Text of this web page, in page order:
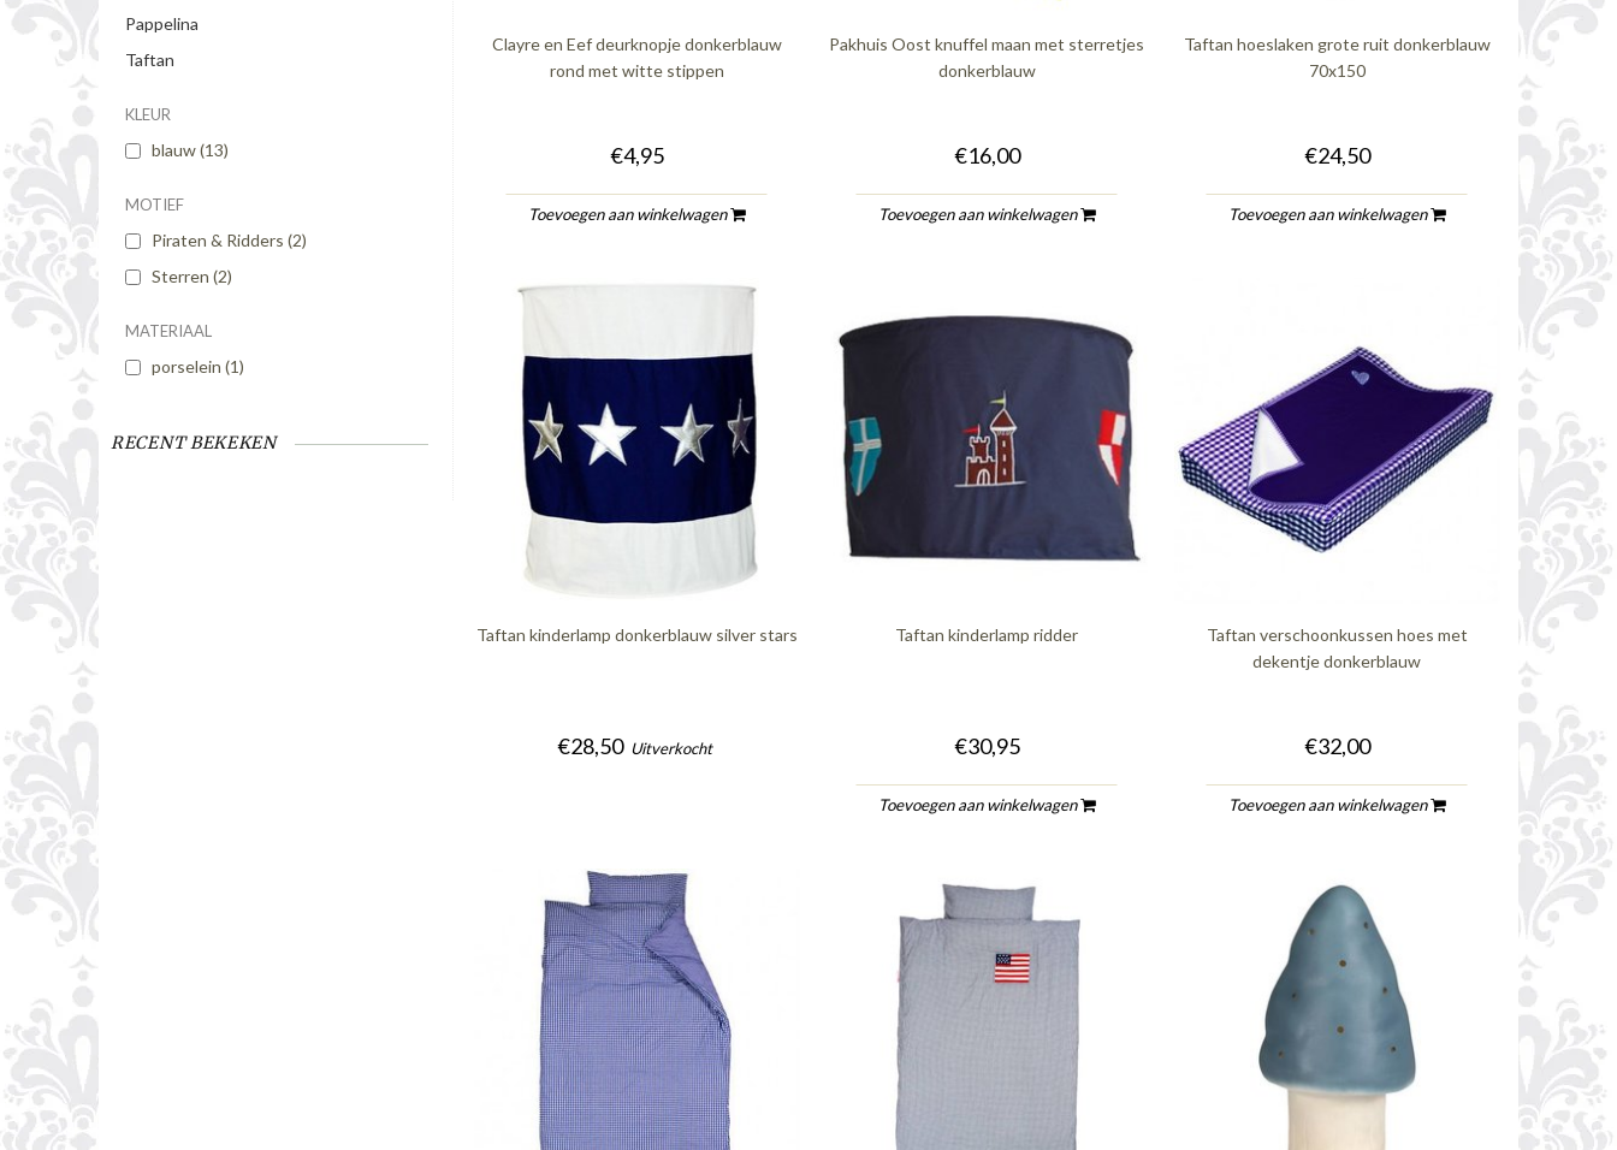
Pappelina
Taftan
KLEUR
blauw(13)
MOTIEF
Piraten & Ridders (2)
Sterren (2)
MATERIAAL
porselein (1)
RECENT BEKEKEN
Clayre en Eef deurknopje donkerblauw
rond met witte stippen
€4,95
Toevoegen aan winkelwagen
Pakhuis Oost knuffel maan met sterretjes
donkerblauw
€16,00
Toevoegen aan winkelwagen
Taftan hoeslaken grote ruit donkerblauw
70x150
€24,50
Toevoegen aan winkelwagen
Taftan kinderlamp donkerblauw silver stars
€28,50 Uitverkocht
Taftan kinderlamp ridder
€30,95
Toevoegen aan winkelwagen
Taftan verschoonkussen hoes met
dekentje donkerblauw
€32,00
Toevoegen aan winkelwagen